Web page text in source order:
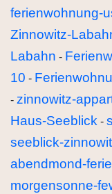
ferienwohnung-
Zinnowitz-
Labahn -
10 -
- zinnowitz-
Haus-Seeblick -
seeblick-
abendmond-
morgensonne-